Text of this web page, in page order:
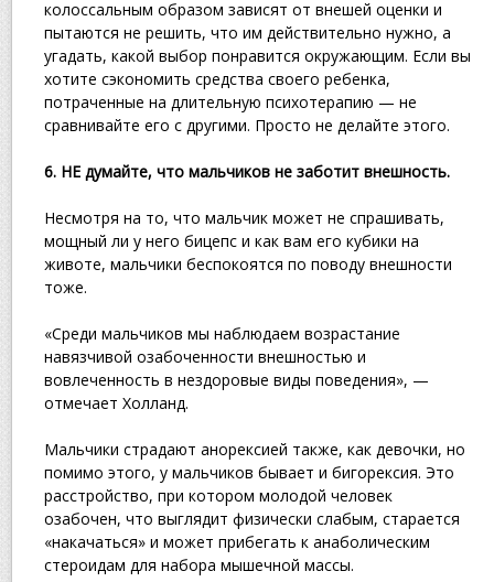
колоссальным образом зависят от внешей оценки и
пытаются не решить, что им действительно нужно, а
угадать, какой выбор понравится окружающим. Если вы
хотите сэкономить средства своего ребенка,
потраченные на длительную психотерапию — не
сравнивайте его с другими. Просто не делайте этого.
6. НЕ думайте, что мальчиков не заботит внешность.
Несмотря на то, что мальчик может не спрашивать,
мощный ли у него бицепс и как вам его кубики на
животе, мальчики беспокоятся по поводу внешности
тоже.
«Среди мальчиков мы наблюдаем возрастание
навязчивой озабоченности внешностью и
вовлеченность в нездоровые виды поведения», —
отмечает Холланд.
Мальчики страдают анорексией также, как девочки, но
помимо этого, у мальчиков бывает и бигорексия. Это
расстройство, при котором молодой человек
озабочен, что выглядит физически слабым, старается
«накачаться» и может прибегать к анаболическим
стероидам для набора мышечной массы.